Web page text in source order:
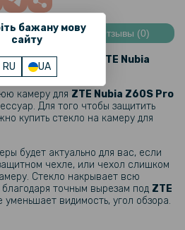
бажану мову
сайту
RU UA
грн
Matte для ZTE Nubia Z60s Pro
грн
пленка Hydrogel Film для ZTE Nubia
грн
для ZTE Nubia Z60s Pro на заднюю
Отзывы (0)
заднюю камеру
ZTE Nubia
камеру для ZTE Nubia Z60S Pro
Для того чтобы защитить
купить стекло на камеру для
будет актуально для вас, если
чехле, или чехол слишком
Стекло накрывает всю
точным вырезам под ZTE
уменьшает видимость, угол обзора.